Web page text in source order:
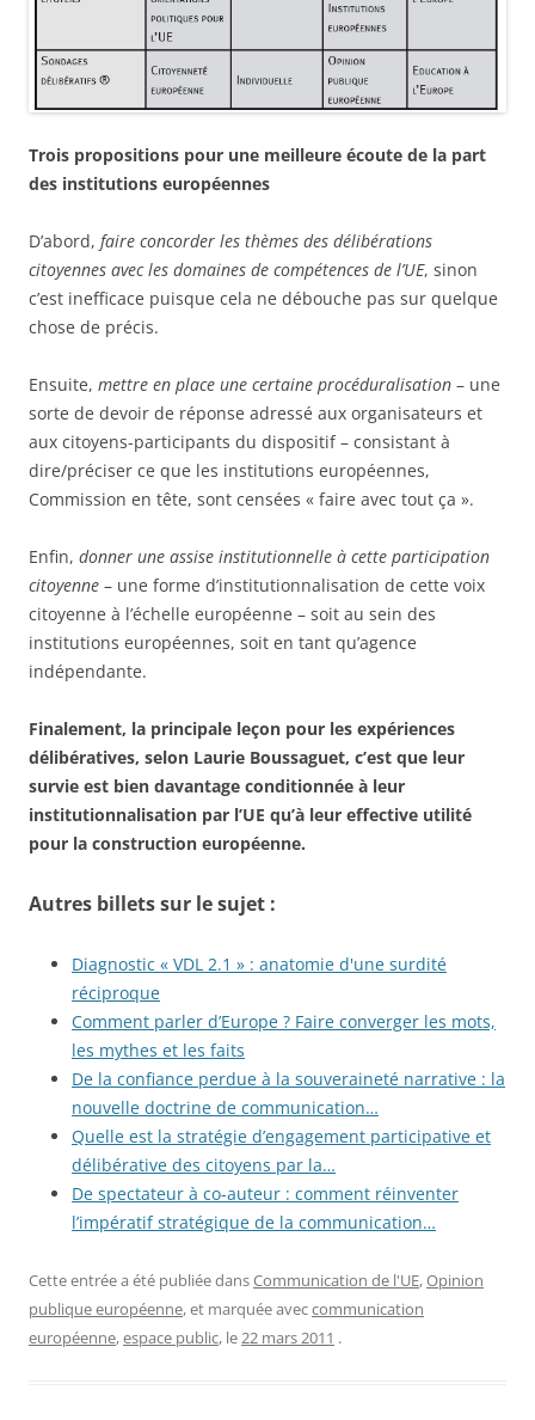
Trois propositions pour une meilleure écoute de la part
des institutions européennes
D’abord, faire concorder les thèmes des délibérations
citoyennes avec les domaines de compétences de l’UE, sinon
c’est inefficace puisque cela ne débouche pas sur quelque
chose de précis.
Ensuite, mettre en place une certaine procéduralisation – une
sorte de devoir de réponse adressé aux organisateurs et
aux citoyens-participants du dispositif – consistant à
dire/préciser ce que les institutions européennes,
Commission en tête, sont censées « faire avec tout ça ».
Enfin, donner une assise institutionnelle à cette participation
citoyenne – une forme d’institutionnalisation de cette voix
citoyenne à l’échelle européenne – soit au sein des
institutions européennes, soit en tant qu’agence
indépendante.
Finalement, la principale leçon pour les expériences
délibératives, selon Laurie Boussaguet, c’est que leur
survie est bien davantage conditionnée à leur
institutionnalisation par l’UE qu’à leur effective utilité
pour la construction européenne.
Autres billets sur le sujet :
Diagnostic « VDL 2.1 » : anatomie d'une surdité
réciproque
Comment parler d’Europe ? Faire converger les mots,
les mythes et les faits
De la confiance perdue à la souveraineté narrative : la
nouvelle doctrine de communication…
Quelle est la stratégie d’engagement participative et
délibérative des citoyens par la…
De spectateur à co-auteur : comment réinventer
l’impératif stratégique de la communication…
Cette entrée a été publiée dansCommunication de l'UE,Opinion
publique européenne, et marquée aveccommunication
européenne,espace public, le22 mars 2011 .